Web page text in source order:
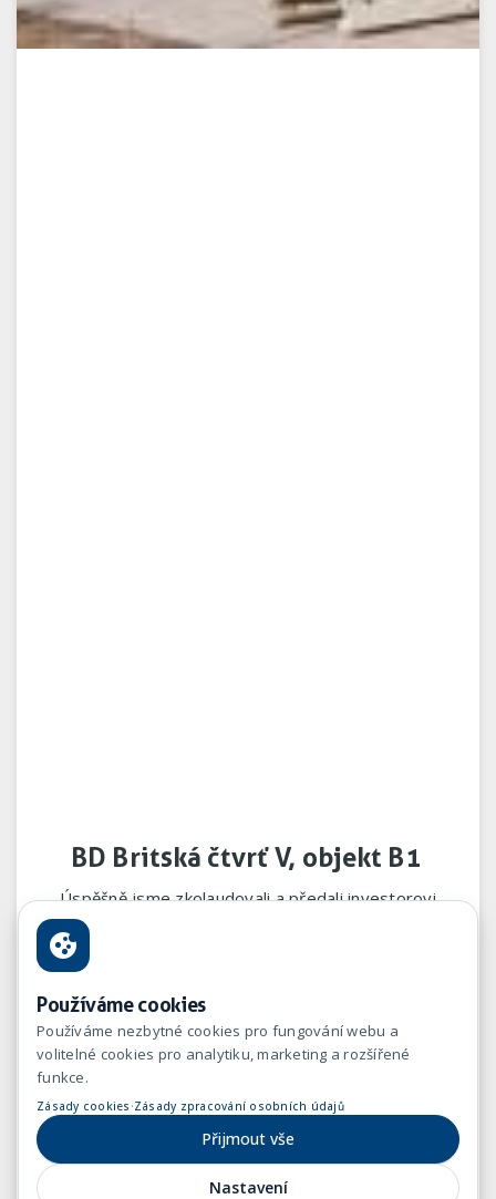
Používáme cookies
Používáme nezbytné cookies pro fungování webu a
volitelné cookies pro analytiku, marketing a rozšířené
funkce.
Zásady cookies ·Zásady zpracování osobních údajů
Přijmout vše
Nastavení
BD Britská čtvrť V, objekt B1
Úspěšně jsme zkolaudovali a předali investorovi
Bytový dům Britská čtvrť V, objekt B1. Projekt
zrealizovalo středisko 02 Praha – Richarda Bakose.
Poděkování za profesionálně odvedenou práci patří
projektovému týmu Jindřicha Kubaláka ve složení Jiří
Bičiště, Pavel Janžura, Petr Brachovič, Roman Moulis,
Witold Kleczynski, Tomáš Zeman, Jana Hebrová a
Vladimír Dostál.